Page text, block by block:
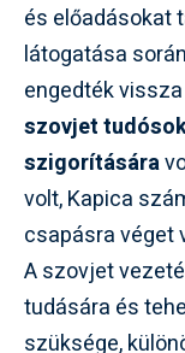
és előadásokat
látogatása
engedték
szovjet
szigorítására
volt, Kapica
csapásra véget
A szovjet
tudására és
szüksége,